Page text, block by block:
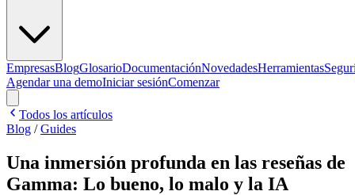
EmpresasBlogGlosarioDocumentaciónNovedadesHerramientas
Agendar una demoIniciar sesiónComenzar
Todos los artículos
Blog /Guides
Una inmersión profunda en las reseñas de
Gamma: Lo bueno, lo malo y la IA